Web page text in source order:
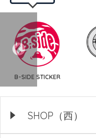
B-SIDE STICKER
SHOP（西）